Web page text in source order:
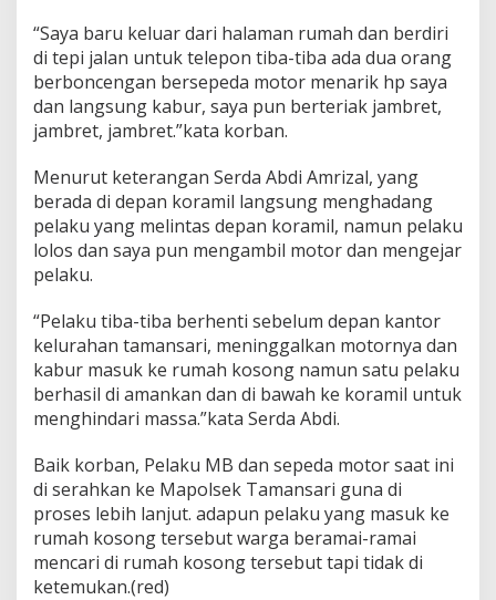
“Saya baru keluar dari halaman rumah dan berdiri
di tepi jalan untuk telepon tiba-tiba ada dua orang
berboncengan bersepeda motor menarik hp saya
dan langsung kabur, saya pun berteriak jambret,
jambret, jambret.”kata korban.
Menurut keterangan Serda Abdi Amrizal, yang
berada di depan koramil langsung menghadang
pelaku yang melintas depan koramil, namun pelaku
lolos dan saya pun mengambil motor dan mengejar
pelaku.
“Pelaku tiba-tiba berhenti sebelum depan kantor
kelurahan tamansari, meninggalkan motornya dan
kabur masuk ke rumah kosong namun satu pelaku
berhasil di amankan dan di bawah ke koramil untuk
menghindari massa.”kata Serda Abdi.
Baik korban, Pelaku MB dan sepeda motor saat ini
di serahkan ke Mapolsek Tamansari guna di
proses lebih lanjut. adapun pelaku yang masuk ke
rumah kosong tersebut warga beramai-ramai
mencari di rumah kosong tersebut tapi tidak di
ketemukan.(red)